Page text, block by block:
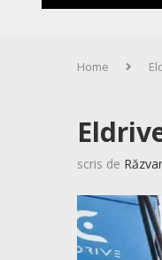
Home
scris de